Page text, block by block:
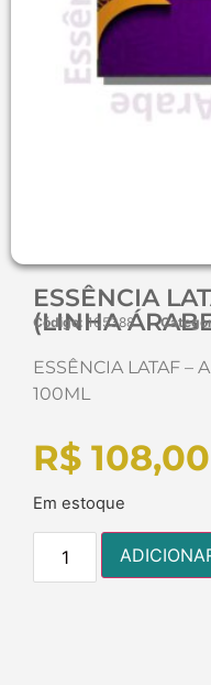
ESSÊNCIA
(LINHA
Código: 105388
ESSÊNCIA LATAF –
100ML
R$ 108,00
Em estoque